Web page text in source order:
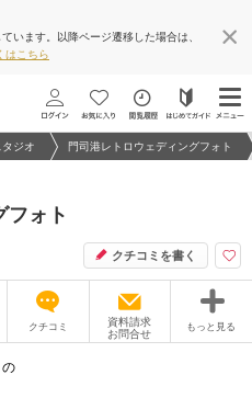
います。以降ページ遷移した場合は、
はこちら
ーム
ジオ 門司港レトロウェディングフォト
フォト
クチコミを書く
クチコミ
資料請求
お問合せ
もっと見る
地図アプリで見る